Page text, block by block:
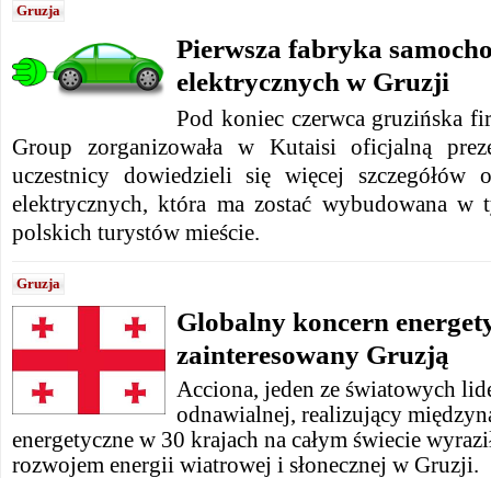
Gruzja
Pierwsza fabryka
elektrycznych w Gruzji
Pod koniec czerwca gruzińska
Group zorganizowała w Kutaisi oficjalną
uczestnicy dowiedzieli się więcej szczegółów
elektrycznych, która ma zostać wybudowana w
polskich turystów mieście.
Gruzja
Globalny koncern
zainteresowany Gruzją
Acciona, jeden ze światowych
odnawialnej, realizujący
energetyczne w 30 krajach na całym świecie
rozwojem energii wiatrowej i słonecznej w Gruzji.